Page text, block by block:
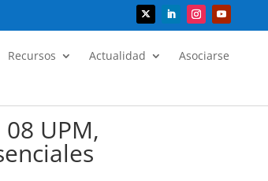
Recursos Actualidad
Asociarse
UPM,